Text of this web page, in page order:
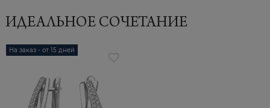
ИДЕАЛЬНОЕ СОЧЕТАНИЕ
На заказ - от 15 дней